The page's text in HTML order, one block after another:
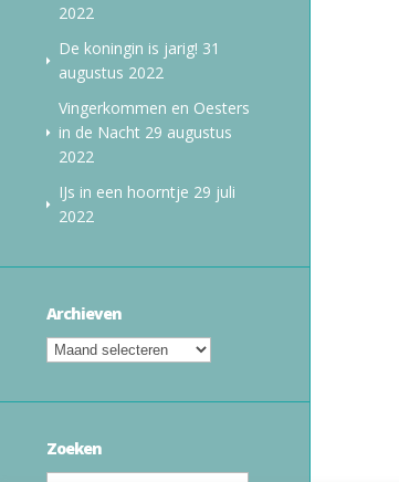
2022
De koningin is jarig! 31
augustus 2022
Vingerkommen en Oesters
in de Nacht 29 augustus
2022
IJs in een hoorntje 29 juli
2022
Archieven
Zoeken